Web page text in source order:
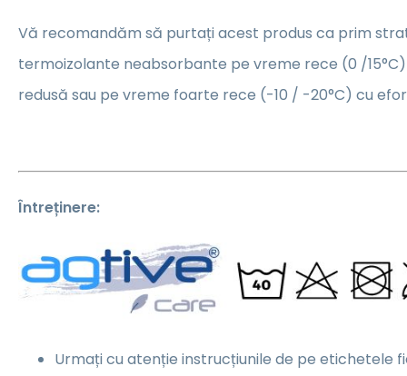
Vă recomandăm să purtați acest produs ca prim
termoizolante neabsorbante pe vreme rece (0 /
redusă sau pe vreme foarte rece (-10 / -20°C) cu
Întreținere:
Urmați cu atenție instrucțiunile de pe etichetele